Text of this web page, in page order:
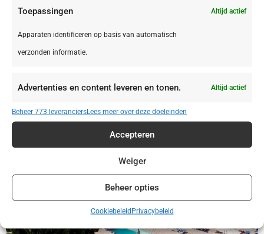
Toepassingen Altijd actief
Apparaten identificeren op basis van automatisch
verzonden informatie.
Advertenties en content leveren en tonen. Altijd actief
Beheer 773 leveranciersLees meer over deze doeleinden
Accepteren
Weiger
Beheer opties
CookiebeleidPrivacybeleid
DE,Bliesgau
Bliesgau Gersheim Camping Walsheim